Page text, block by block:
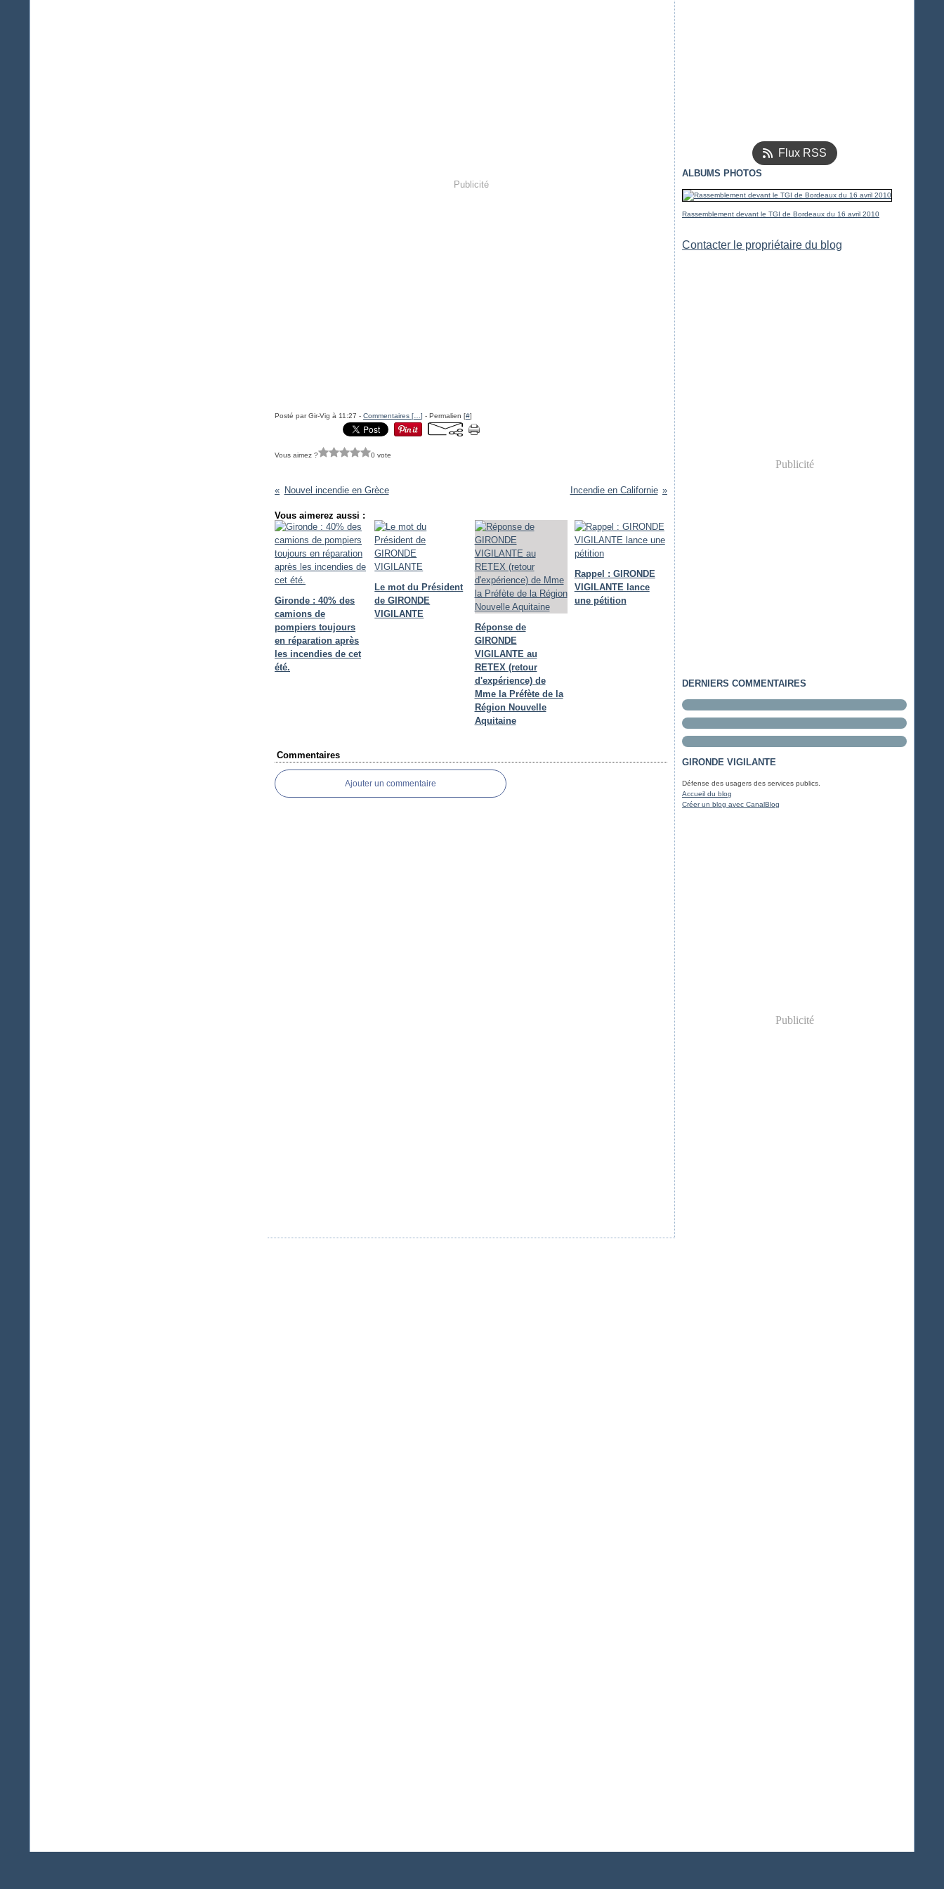
Publicité
Posté par Gir-Vig à 11:27 - Commentaires [ ] - Permalien [#]
Vous aimez ? 0 vote
Nouvel incendie en Grèce Incendie en Californie
Vous aimerez aussi :
Gironde : 40% des
camions de
pompiers toujours
en réparation après
les incendies de cet
été.
Le mot du Président
de GIRONDE
VIGILANTE
Réponse de
GIRONDE
VIGILANTE au
RETEX (retour
d'expérience) de
Mme la Préfète de la
Région Nouvelle
Aquitaine
Rappel : GIRONDE
VIGILANTE lance
une pétition
Commentaires
Ajouter un commentaire
Flux RSS
ALBUMS PHOTOS
Rassemblement devant le TGI de Bordeaux du 16 avril 2010
Contacter le propriétaire du blog
Publicité
DERNIERS COMMENTAIRES
GIRONDE VIGILANTE
Défense des usagers des services publics.
Accueil du blog
Créer un blog avec CanalBlog
Publicité